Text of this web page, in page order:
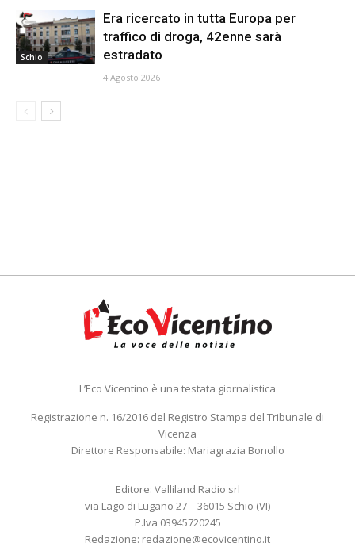
Schio
Era ricercato in tutta Europa per
traffico di droga, 42enne sarà
estradato
4 Agosto 2026
L’Eco Vicentino è una testata giornalistica
Registrazione n. 16/2016 del Registro Stampa del Tribunale di
Vicenza
Direttore Responsabile: Mariagrazia Bonollo
Editore: Valliland Radio srl
via Lago di Lugano 27 – 36015 Schio (VI)
P.Iva 03945720245
Redazione: redazione@ecovicentino.it